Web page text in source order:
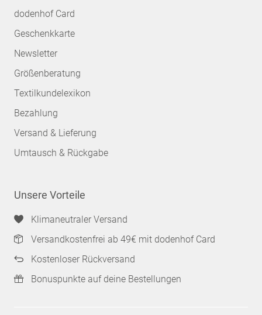
dodenhof Card
Geschenkkarte
Newsletter
Größenberatung
Textilkundelexikon
Bezahlung
Versand & Lieferung
Umtausch & Rückgabe
Unsere Vorteile
Klimaneutraler Versand
Versandkostenfrei ab 49€ mit dodenhof Card
Kostenloser Rückversand
Bonuspunkte auf deine Bestellungen